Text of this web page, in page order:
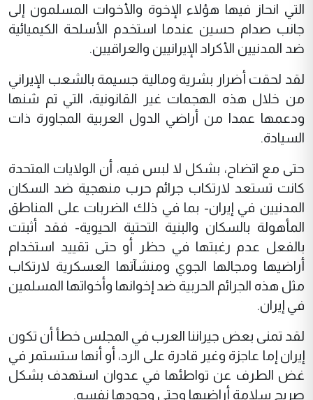
التي انحاز فيها هؤلاء الإخوة والأخوات المسلمون إلى
جانب صدام حسين عندما استخدم الأسلحة الكيميائية
ضد المدنيين الأكراد الإيرانيين والعراقيين.
لقد لحقت أضرار بشرية ومالية جسيمة بالشعب الإيراني
من خلال هذه الهجمات غير القانونية، التي تم شنها
ودعمها عمدا من أراضي الدول العربية المجاورة ذات
السيادة.
حتى مع اتضاح، بشكل لا لبس فيه، أن الولايات المتحدة
كانت تستعد لارتكاب جرائم حرب منهجية ضد السكان
المدنيين في إيران- بما في ذلك الضربات على المناطق
المأهولة بالسكان والبنية التحتية الحيوية- فقد أثبتت
بالفعل عدم رغبتها في حظر أو حتى تقييد استخدام
أراضيها ومجالها الجوي ومنشآتها العسكرية لارتكاب
مثل هذه الجرائم الحربية ضد إخوانها وأخواتها المسلمين
في إيران.
لقد تمنى بعض جيراننا العرب في المجلس خطأ أن تكون
إيران إما عاجزة وغير قادرة على الرد، أو أنها ستستمر في
غض الطرف عن تواطئها في عدوان استهدف بشكل
صريح سلامة أراضيها وحتى وجودها نفسه.